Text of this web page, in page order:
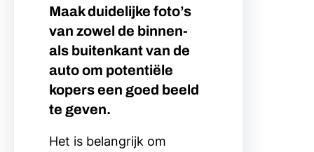
Maak duidelijke foto’s
van zowel de binnen-
als buitenkant van de
auto om potentiële
kopers een goed beeld
te geven.
Het is belangrijk om